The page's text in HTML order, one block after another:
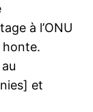
à l’ONU
honte.
et